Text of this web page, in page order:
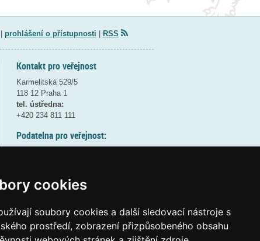
cookies
soubory cookies a další sledovací nástroje s
prostředí, zobrazení přizpůsobeného obsahu
prohlášení o přístupnosti RSS
Kontakt pro veřejnost
Karmelitská 529/5
118 12 Praha 1
tel. ústředna:
+420 234 811 111
Podatelna pro veřejnost:
(více informací
Elektronická podatelna: